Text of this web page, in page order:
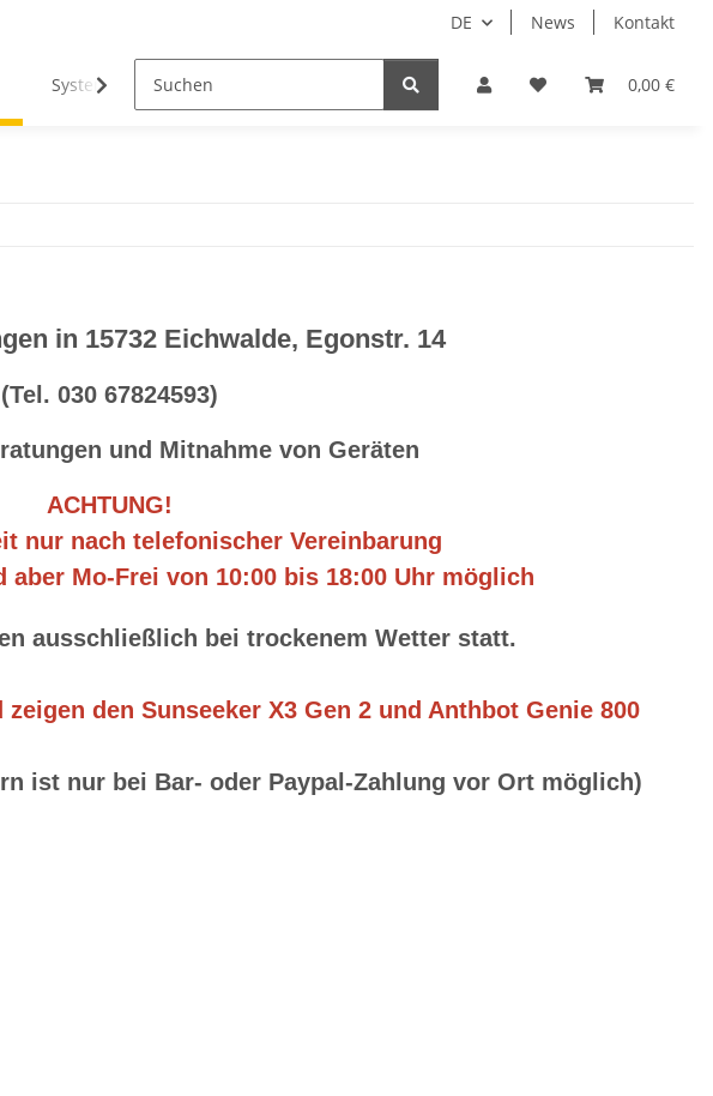
DE News Kontakt
0,00 €
System Matter System HomeAssistant PioTek Smart Home
in 15732 Eichwalde, Egonstr. 14
(Tel. 030 67824593)
und Mitnahme von Geräten
ACHTUNG!
nur nach telefonischer Vereinbarung
aber Mo-Frei von 10:00 bis 18:00 Uhr möglich
ausschließlich bei trockenem Wetter statt.
den Sunseeker X3 Gen 2 und Anthbot Genie 800
ist nur bei Bar- oder Paypal-Zahlung vor Ort möglich)